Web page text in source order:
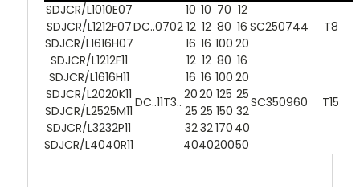
SDJCR/L1010E07
DC..0702
10 10 70 12
SC250744
T8
SDJCR/L1212F07 12 12 80 16
SDJCR/L1616H07
16 16 100 20
SDJCR/L1212F11
DC..11T3..
12 12 80 16
SC350960 T15
SDJCR/L1616H11 16 16 100 20
SDJCR/L2020K11
2020 125 25
SDJCR/L2525M11
25 25 150 32
SDJCR/L3232P11
3232170 40
SDJCR/L4040R11
404020050